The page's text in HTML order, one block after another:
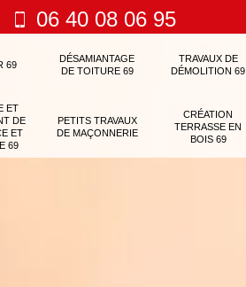
06 40 08 06 95
69
DÉSAMIANTAGE
DE TOITURE 69
TRAVAUX DE
DÉMOLITION 69
ET
DE
ET
69
PETITS TRAVAUX
DE MAÇONNERIE
CRÉATION
TERRASSE EN
BOIS 69